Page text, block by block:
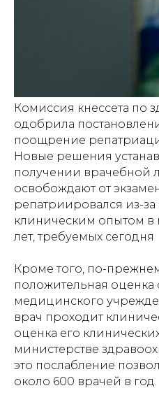
Комиссия кнессета по
одобрила
поощрение
Новые решения
получении врачебной
освобождают от
репатриировался из-
клиническим опытом в
лет, требуемых сегодня
Кроме того, по-
положительная оценка
медицинского
врач проходит
оценка его
министерстве
это послабление
около 600 врачей в год.